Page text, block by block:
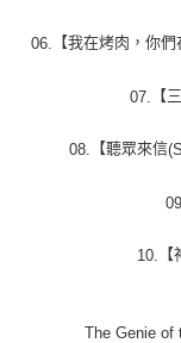
06. 【我在烤肉，你們
07. 【
08. 【聽眾來信
09.
10.
The Genie of